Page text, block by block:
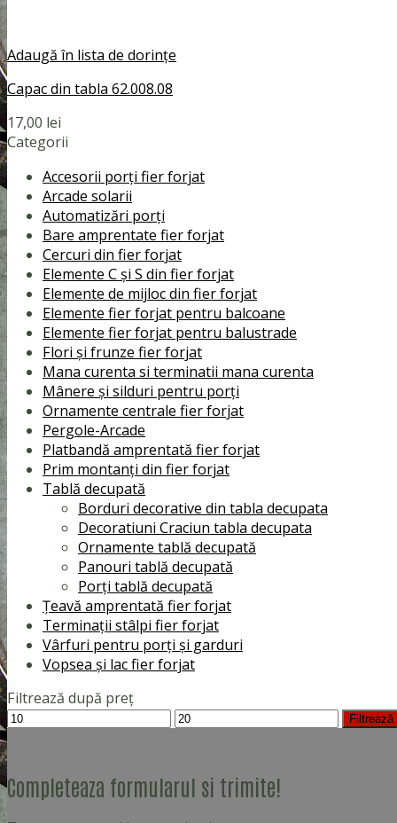
Adaugă în lista de dorințe
Capac din tabla 62.008.08
17,00 lei
Categorii
Accesorii porți fier forjat
Arcade solarii
Automatizări porți
Bare amprentate fier forjat
Cercuri din fier forjat
Elemente C și S din fier forjat
Elemente de mijloc din fier forjat
Elemente fier forjat pentru balcoane
Elemente fier forjat pentru balustrade
Flori și frunze fier forjat
Mana curenta si terminatii mana curenta
Mânere și silduri pentru porți
Ornamente centrale fier forjat
Pergole-Arcade
Platbandă amprentată fier forjat
Prim montanți din fier forjat
Tablă decupată
Borduri decorative din tabla decupata
Decoratiuni Craciun tabla decupata
Ornamente tablă decupată
Panouri tablă decupată
Porți tablă decupată
Țeavă amprentată fier forjat
Terminații stâlpi fier forjat
Vârfuri pentru porți și garduri
Vopsea și lac fier forjat
Filtrează după preț
Preț
minim
Preț
Filtrează
Completeaza formularul si trimite!